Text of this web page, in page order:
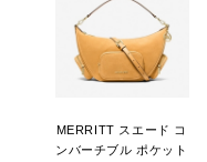
MERRITT スエード コ
ンバーチブル ポケット